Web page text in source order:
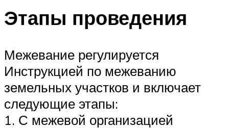
Этапы проведения
Межевание регулируется
Инструкцией по межеванию
земельных участков и включает
следующие этапы:
1. С межевой организацией